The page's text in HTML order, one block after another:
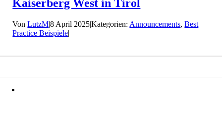
Kaiserberg West in Tirol
VonLutzM|8 April 2025|Kategorien: Announcements,Best
Practice Beispiele|